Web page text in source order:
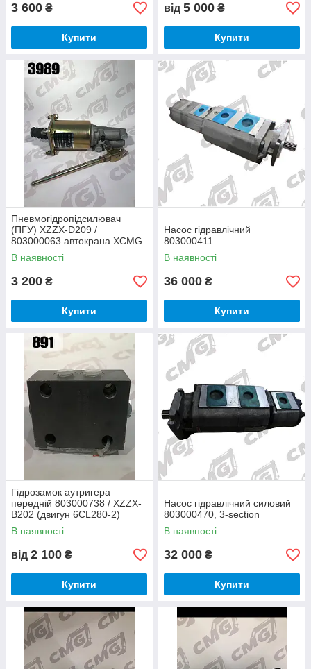
3 600 ₴
Купити
від 5 000 ₴
Купити
Пневмогідропідсилювач
(ПГУ) XZZX-D209 /
803000063 автокрана XCMG
QY25K5
В наявності
3 200 ₴
Купити
Насос гідравлічний
803000411
В наявності
36 000 ₴
Купити
Гідрозамок аутригера
передній 803000738 / XZZX-
B202 (двигун 6CL280-2)
QY25K5
В наявності
від 2 100 ₴
Купити
Насос гідравлічний силовий
803000470, 3-section
В наявності
32 000 ₴
Купити